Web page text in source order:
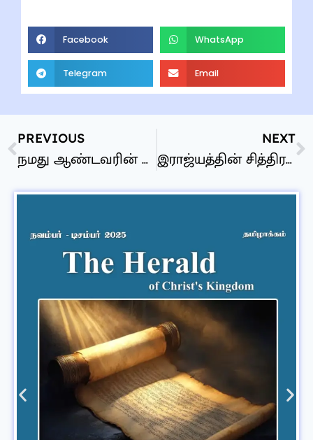
Facebook WhatsApp
Telegram Email
PREVIOUS
நமது ஆண்டவரின் சிறந்த தீர்க்கதரிசனம்
NEXT
இராஜ்யத்தின் சித்திரங்கள்